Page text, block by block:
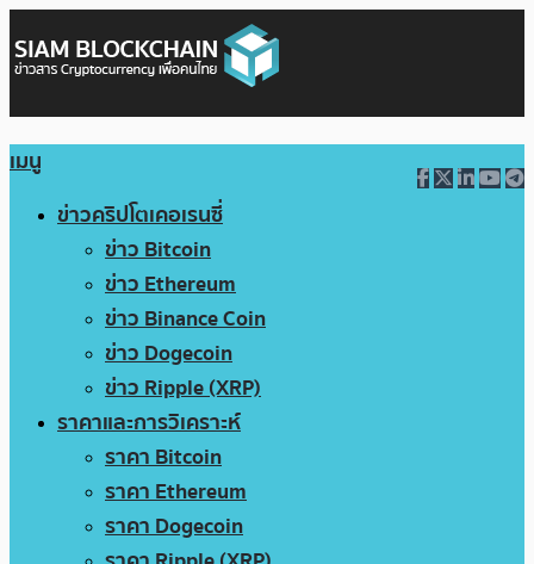
เมนู
ข่าวคริปโตเคอเรนซี่
ข่าว Bitcoin
ข่าว Ethereum
ข่าว Binance Coin
ข่าว Dogecoin
ข่าว Ripple (XRP)
ราคาและการวิเคราะห์
ราคา Bitcoin
ราคา Ethereum
ราคา Dogecoin